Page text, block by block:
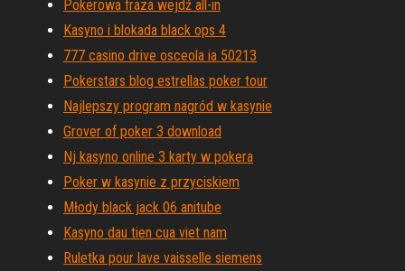
Pokerowa fraza wejdź all-in
Kasyno i blokada black ops 4
777 casino drive osceola ia 50213
Pokerstars blog estrellas poker tour
Najlepszy program nagród w kasynie
Grover of poker 3 download
Nj kasyno online 3 karty w pokera
Poker w kasynie z przyciskiem
Młody black jack 06 anitube
Kasyno dau tien cua viet nam
Ruletka pour lave vaisselle siemens